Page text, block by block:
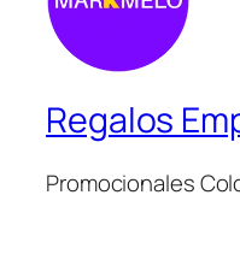
Regalos
Promocionales